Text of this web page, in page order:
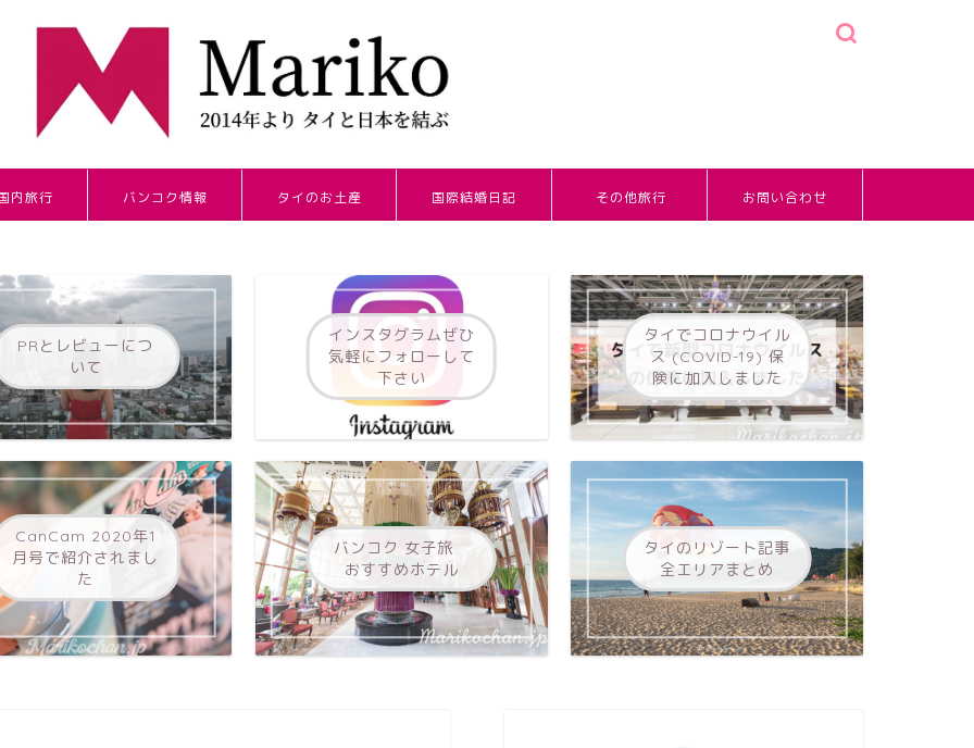
内旅行 バンコク情報 タイのお土産 国際結婚日記 その他旅行 お問い合わせ
PRとレビューにつ
いて
インスタグラムぜひ
気軽にフォローして
下さい
タイでコロナウイル
ス (COVID-19) 保
険に加入しました
CanCam 2020年1
月号で紹介されまし
た
バンコク 女子旅
おすすめホテル
タイのリゾート記事
全エリアまとめ